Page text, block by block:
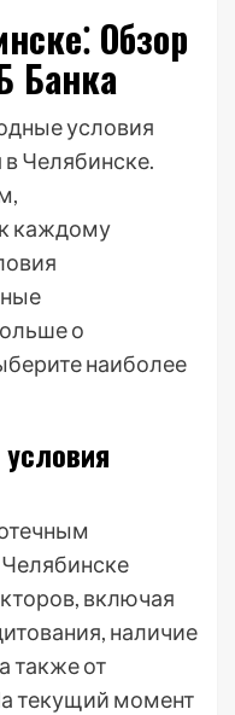
Обзор
Банка
условия
в Челябинске.
каждому
о
наиболее
включая
наличие
также от
текущий момент